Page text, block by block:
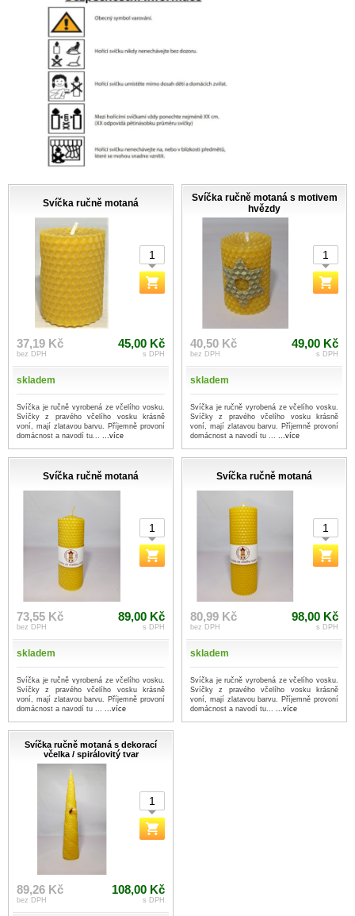
Svíčka ručně motaná
37,19 Kč
bez DPH
45,00 Kč
s DPH
skladem
Svíčka je ručně vyrobená ze včelího vosku.
Svíčky z pravého včelího vosku krásně
voní, mají zlatavou barvu. Příjemně provoní
domácnost a navodí tu... ...více
Svíčka ručně motaná s motivem
hvězdy
40,50 Kč
bez DPH
49,00 Kč
s DPH
skladem
Svíčka je ručně vyrobená ze včelího vosku.
Svíčky z pravého včelího vosku krásně
voní, mají zlatavou barvu. Příjemně provoní
domácnost a navodí tu ... ...více
Svíčka ručně motaná
73,55 Kč
bez DPH
89,00 Kč
s DPH
skladem
Svíčka je ručně vyrobená ze včelího vosku.
Svíčky z pravého včelího vosku krásně
voní, mají zlatavou barvu. Příjemně provoní
domácnost a navodí tu ... ...více
Svíčka ručně motaná
80,99 Kč
bez DPH
98,00 Kč
s DPH
skladem
Svíčka je ručně vyrobená ze včelího vosku.
Svíčky z pravého včelího vosku krásně
voní, mají zlatavou barvu. Příjemně provoní
domácnost a navodí tu... ...více
Svíčka ručně motaná s dekorací
včelka / spirálovitý tvar
89,26 Kč
bez DPH
108,00 Kč
s DPH